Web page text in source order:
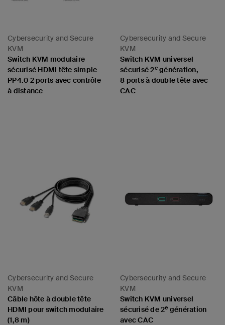
Cybersecurity and Secure
KVM
Switch KVM modulaire
sécurisé HDMI tête simple
PP4.0 2 ports avec contrôle
à distance
Cybersecurity and Secure
KVM
Switch KVM universel
sécurisé 2egénération,
8 ports à double tête avec
CAC
Cybersecurity and Secure
KVM
Câble hôte à double tête
HDMI pour switch modulaire
(1,8 m)
Cybersecurity and Secure
KVM
Switch KVM universel
sécurisé de 2e génération
avec CAC